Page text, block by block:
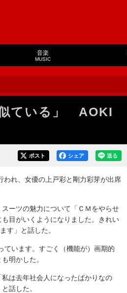
音楽
MUSIC
ている」 AOKI
送る
シェア
ポスト
れ、女優の上戸彩と剛力彩芽が出席
ーツの魅力について「ＣＭをやらせ
目がいくようになりました。きれい
す」と話した。
います。すごく（機能が）画期的
明かした。
は去年社会人になったばかりなの
話した。